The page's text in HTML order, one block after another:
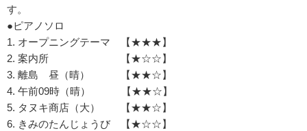
す。
●ピアノソロ
1. オープニングテーマ 【★★★】
2. 案内所 【★☆☆】
3. 離島 昼（晴） 【★★☆】
4. 午前09時（晴） 【★★☆】
5. タヌキ商店（大） 【★★☆】
6. きみのたんじょうび 【★☆☆】